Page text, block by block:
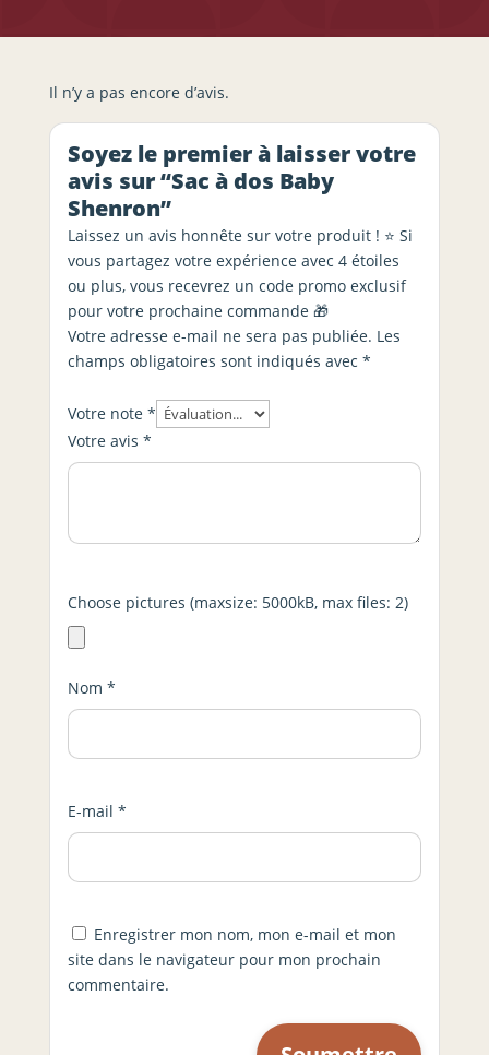
Il n’y a pas encore d’avis.
Soyez le premier à laisser votre
avis sur “Sac à dos Baby
Shenron”
Laissez un avis honnête sur votre produit ! ⭐ Si
vous partagez votre expérience avec 4 étoiles
ou plus, vous recevrez un code promo exclusif
pour votre prochaine commande 🎁
Votre adresse e-mail ne sera pas publiée. Les
champs obligatoires sont indiqués avec *
Votre note *
Votre avis *
Choose pictures (maxsize: 5000kB, max files: 2)
Nom *
E-mail *
Enregistrer mon nom, mon e-mail et mon
site dans le navigateur pour mon prochain
commentaire.